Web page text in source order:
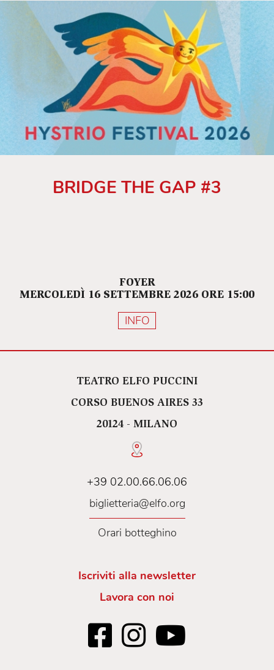
BRIDGE THE GAP #3
FOYER
MERCOLEDÌ 16 SETTEMBRE 2026 ORE 15:00
INFO
TEATRO ELFO PUCCINI
CORSO BUENOS AIRES 33
20124 - MILANO
+39 02.00.66.06.06
biglietteria@elfo.org
Orari botteghino
Iscriviti alla newsletter
Lavora con noi